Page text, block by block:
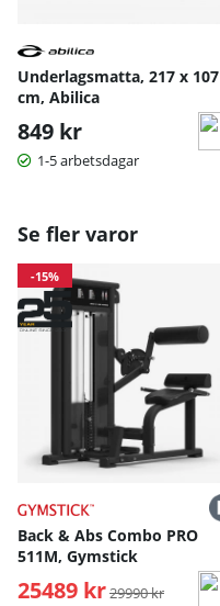
Underlagsmatta, 217 x 107
cm, Abilica
849 kr
1-5 arbetsdagar
Se fler varor
-15%
Back & Abs Combo PRO
511M, Gymstick
25489 kr Ordinarie pris:
29990 kr